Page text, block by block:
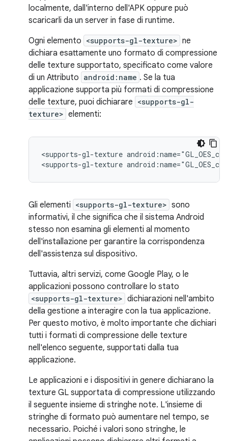
localmente, dall'interno dell'APK oppure può
scaricarli da un server in fase di runtime.
Ogni elemento <supports-gl-texture> ne
dichiara esattamente uno formato di compressione
delle texture supportato, specificato come valore
di un Attributo android:name . Se la tua
applicazione supporta più formati di compressione
delle texture, puoi dichiarare <supports-gl-
texture> elementi:
<supports-gl-texture
<supports-gl-texture
Gli elementi <supports-gl-texture> sono
informativi, il che significa che il sistema Android
stesso non esamina gli elementi al momento
dell'installazione per garantire la corrispondenza
dell'assistenza sul dispositivo.
Tuttavia, altri servizi, come Google Play, o le
applicazioni possono controllare lo stato
<supports-gl-texture> dichiarazioni nell'ambito
della gestione a interagire con la tua applicazione.
Per questo motivo, è molto importante che dichiari
tutti i formati di compressione delle texture
nell'elenco seguente, supportati dalla tua
applicazione.
Le applicazioni e i dispositivi in genere dichiarano la
texture GL supportata di compressione utilizzando
il seguente insieme di stringhe note. L'insieme di
stringhe di formato può aumentare nel tempo, se
necessario. Poiché i valori sono stringhe, le